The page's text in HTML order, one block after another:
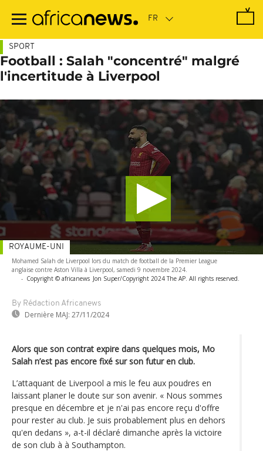
contenu
SPORT
Football : Salah "concentré" malgré
l'incertitude à Liverpool
Mohamed Salah de Liverpool lors du match de football de la Premier League
anglaise contre Aston Villa à Liverpool, samedi 9 novembre 2024.
- Copyright © africanews Jon Super/Copyright 2024 The AP. All rights reserved.
By Rédaction Africanews
Dernière MAJ: 27/11/2024
ROYAUME-UNI
Alors que son contrat expire dans quelques mois, Mo
Salah n’est pas encore fixé sur son futur en club.
L’attaquant de Liverpool a mis le feu aux poudres en
laissant planer le doute sur son avenir. « Nous sommes
presque en décembre et je n'ai pas encore reçu d'offre
pour rester au club. Je suis probablement plus en dehors
qu'en dedans », a-t-il déclaré dimanche après la victoire
de son club à à Southampton.